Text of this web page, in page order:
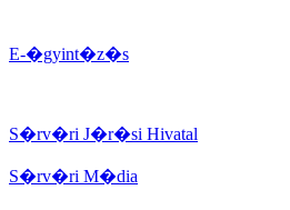
E-�gyint�z�s
S�rv�ri J�r�si Hivatal
S�rv�ri M�dia